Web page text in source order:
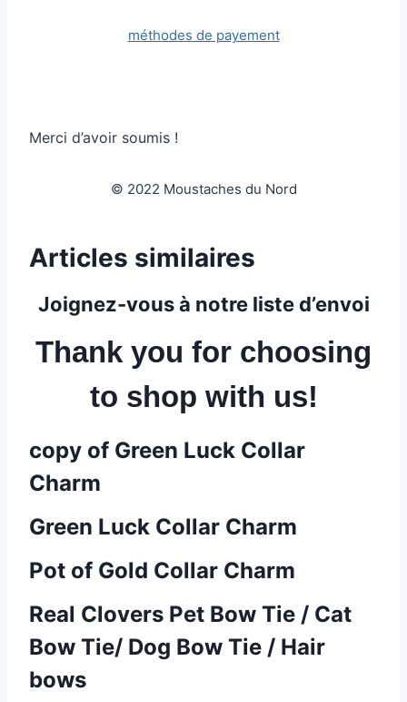
méthodes de payement
Merci d’avoir soumis !
© 2022 Moustaches du Nord
Articles similaires
Joignez-vous à notre liste d’envoi
Thank you for choosing
to shop with us!
copy of Green Luck Collar
Charm
Green Luck Collar Charm
Pot of Gold Collar Charm
Real Clovers Pet Bow Tie / Cat
Bow Tie/ Dog Bow Tie / Hair
bows